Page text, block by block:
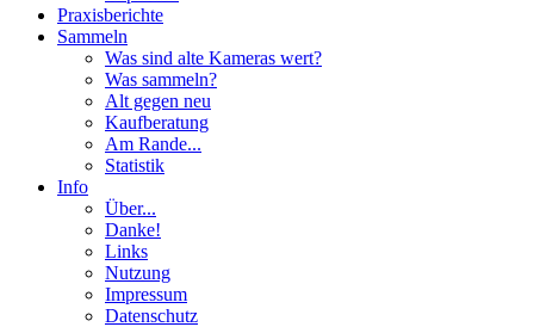
Praxisberichte
Sammeln
Was sind alte Kameras wert?
Was sammeln?
Alt gegen neu
Kaufberatung
Am Rande...
Statistik
Info
Über...
Danke!
Links
Nutzung
Impressum
Datenschutz